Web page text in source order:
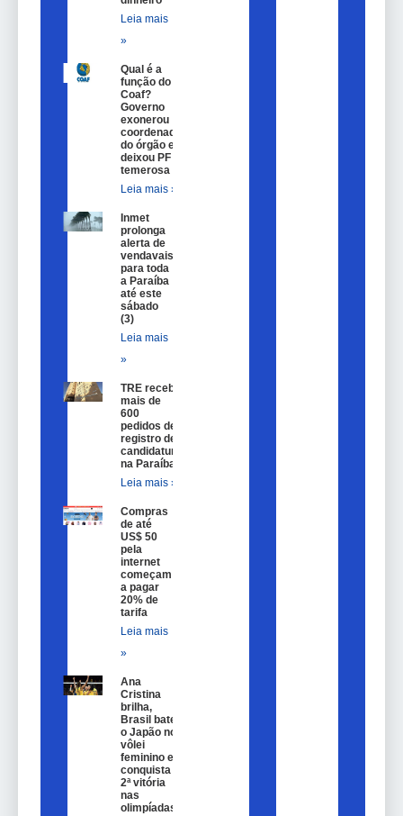
Leia mais
»
Qual é a
função do
Coaf?
Governo
exonerou
coordenador
do órgão e
deixou PF
temerosa
Leia mais »
Inmet
prolonga
alerta de
vendavais
para toda
a Paraíba
até este
sábado
(3)
Leia mais
»
TRE recebe
mais de
600
pedidos de
registro de
candidatura
na Paraíba
Leia mais »
Compras
de até
US$ 50
pela
internet
começam
a pagar
20% de
tarifa
Leia mais
»
Ana
Cristina
brilha,
Brasil bate
o Japão no
vôlei
feminino e
conquista
2ª vitória
nas
olimpíadas